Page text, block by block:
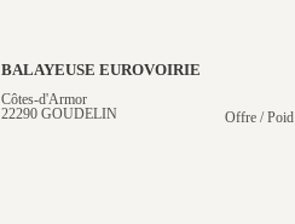
BALAYEUSE EUROVOIRIE
Côtes-d'Armor
22290 GOUDELIN
Offre /